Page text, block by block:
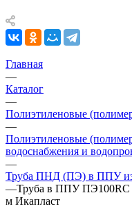
Главная
—
Каталог
—
Полиэтиленовые
—
Полиэтиленовые
водоснабжения и
—
Труба ПНД (ПЭ) в ППУ
—Труба в ППУ ПЭ100RC
м Икапласт